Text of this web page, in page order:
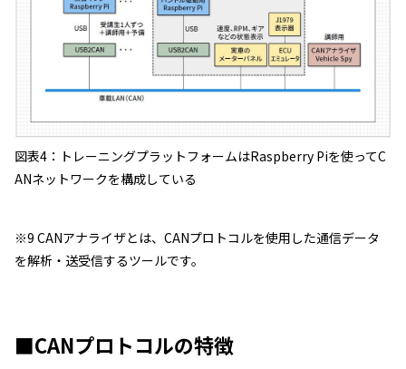
図表4：トレーニングプラットフォームはRaspberry Piを使ってC
ANネットワークを構成している
※9 CANアナライザとは、CANプロトコルを使用した通信データ
を解析・送受信するツールです。
■CANプロトコルの特徴